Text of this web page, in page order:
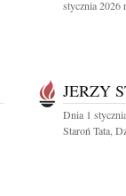
stycznia 2026
JERZY
Dnia 1
Staroń Tata,